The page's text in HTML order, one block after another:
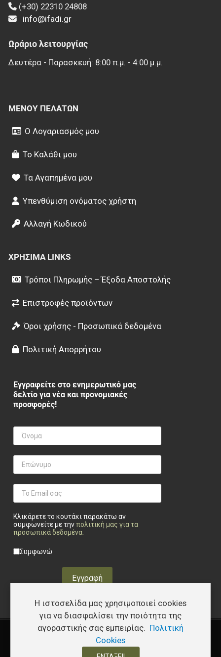
(+30) 22310 24808
info@ifadi.gr
Ωράριο λειτουργίας
Δευτέρα - Παρασκευή: 8:00 π.μ. - 4:00 μ.μ.
ΜΕΝΟΎ ΠΕΛΑΤΏΝ
Ο Λογαριασμός μου
Το Καλάθι μου
Τα Αγαπημένα μου
Υπενθύμιση ονόματος χρήστη
Αλλαγή Κωδικού
ΧΡΉΣΙΜΑ LINKS
Τρόποι Πληρωμής – Έξοδα Αποστολής
Επιστροφές προϊόντων
Όροι χρήσης - Προσωπικά δεδομένα
Πολιτική Απορρήτου
Εγγραφείτε στο ενημερωτικό μας
δελτίο για νέα και προνομιακές
προσφορές!
Κλικάρετε το κουτάκι παρακάτω αν
συμφωνείτε με τηνπολιτική μας για τα
προσωπικά δεδομένα.
Privacy checkbox
Συμφωνώ
Εγγραφή
Η ιστοσελίδα μας χρησιμοποιεί cookies
για να διασφαλίσει την ποιότητα της
αγοραστικής σας εμπειρίας. Πολιτική
Cookies